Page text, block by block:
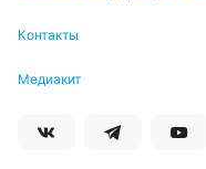
Контакты
Медиакит